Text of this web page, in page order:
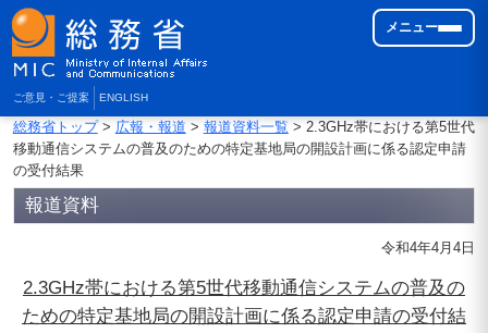
ご意見・ご提案 ENGLISH
メニュー
総務省トップ> 広報・報道 > 報道資料一覧> 2.3GHz帯における第5世代
移動通信システムの普及のための特定基地局の開設計画に係る認定申請
の受付結果
報道資料
令和4年4月4日
2.3GHz帯における第5世代移動通信システムの普及の
ための特定基地局の開設計画に係る認定申請の受付結